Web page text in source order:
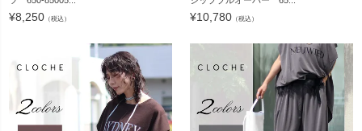
¥8,250 （税込） ¥10,780 （税込）